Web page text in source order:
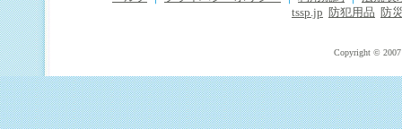
tssp.jp
防犯用品 防
Copyright © 2007